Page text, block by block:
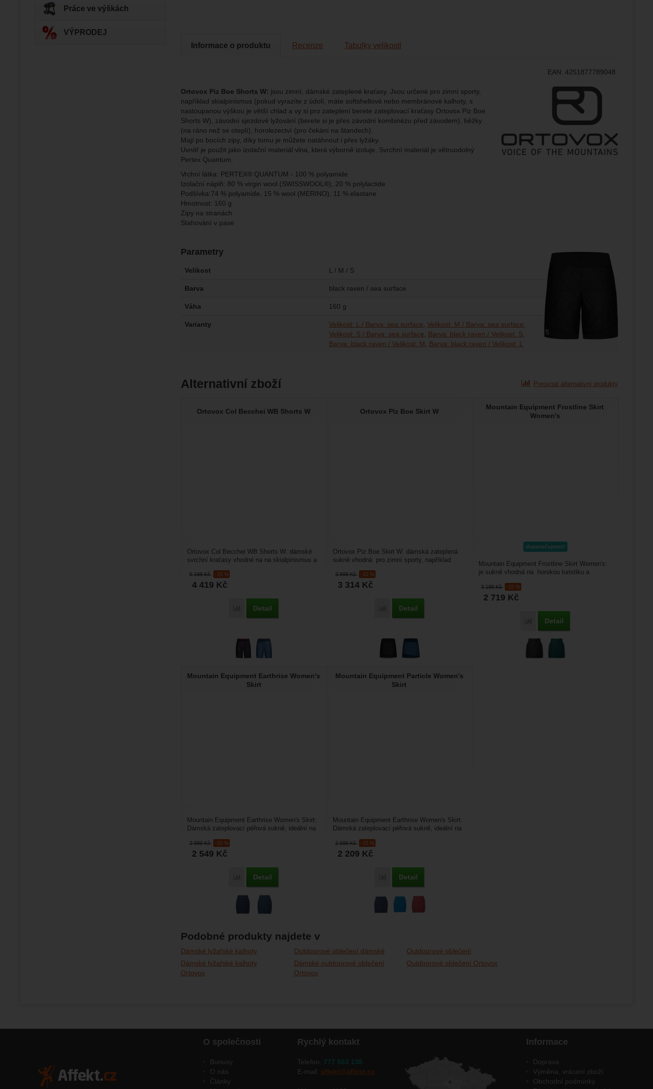
Data získaná pomocí těchto cookies zpracováváme souhrnně a anonymně, takže
Marketingové
Povoleno
vhodné obsahy nebo reklamy jak na našich stránkách, tak na stránkách třetích stran.
Informace o produktu Recenze Tabulky velikostí
EAN: 4251877789048
Ortovox Piz Boe Shorts W: jsou zimní, dámské zateplené kraťasy. Jsou určené pro zimní sporty,
například skialpinismus (pokud vyrazíte z údolí, máte softshellové nebo membránové kalhoty, s
nastoupanou výškou je větší chlad a vy si pro zateplení berete zateplovací kraťasy Ortovox Piz Boe
Shorts W), závodní sjezdové lyžování (berete si je přes závodní kombinézu před závodem), běžky
(na ráno než se oteplí), horolezectví (pro čekání na štandech).
Mají po bocích zipy, díky tomu je můžete natáhnout i přes lyžáky.
Uvnitř je použit jako izolační materiál vlna, která výborně izoluje. Svrchní materiál je větruodolný
Pertex Quantum.
Vrchní látka: PERTEX® QUANTUM - 100 % polyamide
Izolační náplň: 80 % virgin wool (SWISSWOOL®), 20 % polylactide
Podšívka:74 % polyamide, 15 % wool (MERINO), 11 % elastane
Hmotnost: 160 g
Zipy na stranách
Stahování v pase
Parametry
Velikost L / M / S
Barva black raven / sea surface
Váha 160 g
Varianty Velikost: L / Barva: sea surface Velikost: M / Barva: sea surface
Velikost: S / Barva: sea surface
Barva: black raven / Velikost: S
Barva: black raven / Velikost: M
Barva: black raven / Velikost: L
Alternativní zboží Porovnat alternativní produkty
Ortovox Col Becchei WB Shorts W
5 199Kč -15 %
4 419 Kč
Porovnat
Detail
Ortovox Col Becchei WB Shorts W: dámské
svrchní kraťasy vhodné na na skialpinismus a
Ortovox Piz Boe Skirt W
3 899Kč -15 %
3 314 Kč
Porovnat
Detail
Ortovox Piz Boe Skirt W: dámská zateplená
sukně vhodná pro zimní sporty, například
Mountain Equipment Frostline Skirt
Women's
doporučujeme!
3 199Kč -15 %
2 719 Kč
Porovnat
Detail
Mountain Equipment Frostline Skirt Women's:
je sukně vhodná na horskou turistiku a
Mountain Equipment Earthrise Women's
Skirt
2 999Kč -15 %
2 549 Kč
Porovnat
Detail
Mountain Equipment Earthrise Women's Skirt:
Dámská zateplovací péřová sukně, ideální na
Mountain Equipment Particle Women's
Skirt
2 599Kč -15 %
2 209 Kč
Porovnat
Detail
Mountain Equipment Earthrise Women's Skirt:
Dámská zateplovací péřová sukně, ideální na
Podobné produkty najdete v
Dámské lyžařské kalhoty
Dámské lyžařské kalhoty
Ortovox
Outdoorové oblečení dámské
Dámské outdoorové oblečení
Ortovox
Outdoorové oblečení
Outdoorové oblečení Ortovox
Práce ve výškách
VÝPRODEJ
O společnosti
Bonusy
O nás
Články
Rychlý kontakt
Telefon: 777 563 138
E-mail: affekt@affekt.cz
Informace
Doprava
Výměna, vrácení zboží
Obchodní podmínky